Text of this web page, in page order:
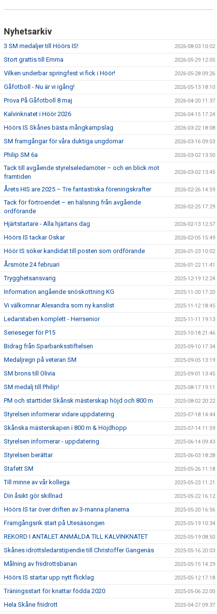
MEDLEMS- & TRÄNINGSAVGIFTER
TRÄNINGSTIDER
Nyhetsarkiv
3 SM medaljer till Höörs IS! 2026-08-03 10:02
Stort grattis till Emma 2026-05-29 12:05
Vilken underbar springfest vi fick i Höör! 2026-05-28 09:26
Gåfotboll - Nu är vi igång! 2026-05-13 18:10
Prova På Gåfotboll 8 maj 2026-04-20 11:37
Kalvinknatet i Höör 2026 2026-04-15 17:24
Höörs IS Skånes bästa mångkampslag 2026-03-22 18:08
SM framgångar för våra duktiga ungdomar 2026-03-16 09:03
Philip SM 6a 2026-03-02 13:50
Tack till avgående styrelseledamöter – och en blick mot
framtiden
2026-03-02 13:45
Årets HIS:are 2025 – Tre fantastiska föreningskrafter 2026-02-26 14:59
Tack för förtroendet – en hälsning från avgående
ordförande
2026-02-25 17:29
Hjärtstartare - Alla hjärtans dag 2026-02-13 12:57
Höörs IS tackar Oskar 2026-02-05 15:49
Höör IS söker kandidat till posten som ordförande 2026-01-23 10:02
Årsmöte 24 februari 2026-01-22 11:41
Trygghetsansvarig 2025-12-19 12:24
Information angående snöskottning KG 2025-11-20 17:20
Vi välkomnar Alexandra som ny kanslist 2025-11-12 18:45
Ledarstaben komplett - Herrsenior 2025-11-11 19:13
Serieseger för P15 2025-10-18 21:46
Bidrag från Sparbanksstiftelsen 2025-09-10 17:34
Medaljregn på veteran SM 2025-09-05 13:19
SM brons till Olivia 2025-09-01 13:45
SM medalj till Philip! 2025-08-17 19:11
PM och starttider Skånsk mästerskap höjd och 800 m 2025-08-02 20:22
Styrelsen informerar vidare uppdatering 2025-07-18 14:44
Skånska mästerskapen i 800 m & Höjdhopp 2025-07-14 11:59
Styrelsen informerar - uppdatering 2025-06-14 09:43
Styrelsen berättar 2025-06-03 18:28
Stafett SM 2025-05-26 11:18
Till minne av vår kollega 2025-05-23 11:21
Din åsikt gör skillnad 2025-05-22 16:12
Höörs IS tar över driften av 3-manna planerna 2025-05-20 16:56
Framgångsrik start på Utesäsongen 2025-05-19 10:34
REKORD I ANTALET ANMÄLDA TILL KALVINKNATET 2025-05-19 08:50
Skånes idrottsledarstipendie till Christoffer Gangenäs 2025-05-16 20:03
Målning av friidrottsbanan 2025-05-15 14:29
Höörs IS startar upp nytt flicklag 2025-05-12 17:18
Träningsstart för knattar födda 2020 2025-05-06 22:00
Hela Skåne friidrott 2025-04-27 09:37